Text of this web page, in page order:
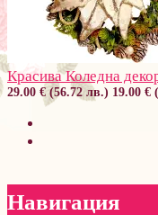
Красива Коледна
29.00 € (56.72 лв.) 19.00 €
Навигация